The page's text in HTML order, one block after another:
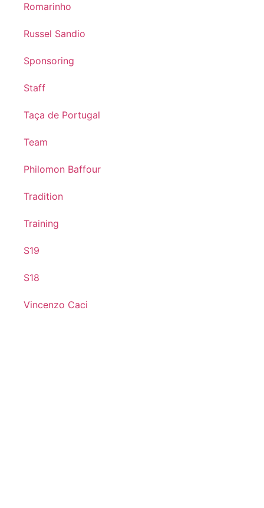
Romarinho
Russel Sandio
Sponsoring
Staff
Taça de Portugal
Team
Philomon Baffour
Tradition
Training
S19
S18
Vincenzo Caci